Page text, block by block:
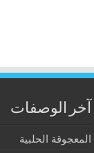
آخر الوصفات
المعجوقة الحلبية